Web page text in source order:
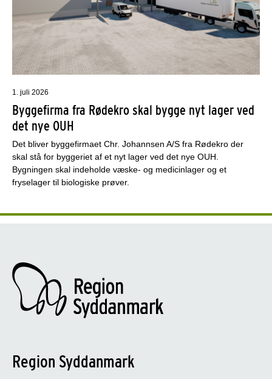
1. juli 2026
Byggefirma fra Rødekro skal bygge nyt lager ved
det nye OUH
Det bliver byggefirmaet Chr. Johannsen A/S fra Rødekro der
skal stå for byggeriet af et nyt lager ved det nye OUH.
Bygningen skal indeholde væske- og medicinlager og et
fryselager til biologiske prøver.
Region Syddanmark